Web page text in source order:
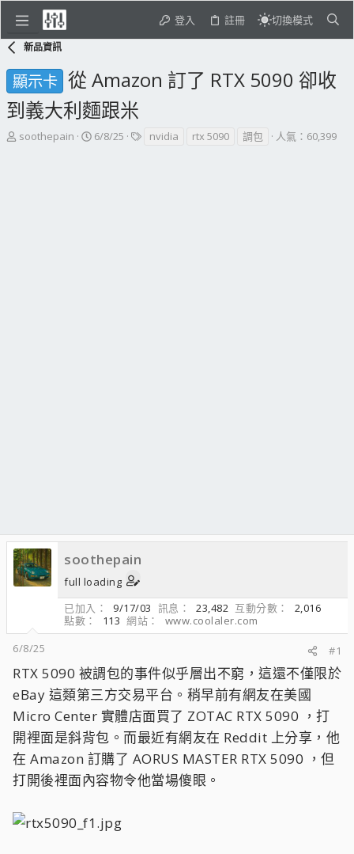
登入 註冊 切換模式
新品資訊
顯示卡 從 Amazon 訂了 RTX 5090 卻收
到義大利麵跟米
主
soothepain
開
6/8/25
標nvidia rtx 5090 調包 人氣：60,399
soothepain
full loading
已加入
9/17/03 訊息 23,482 互動分數
2,016
點數
113 網站
www.coolaler.com
6/8/25
#1
RTX 5090 被調包的事件似乎層出不窮，這還不僅限於
eBay 這類第三方交易平台。稍早前有網友在美國
Micro Center 實體店面買了 ZOTAC RTX 5090 ，打
開裡面是斜背包。而最近有網友在 Reddit 上分享，他
在 Amazon 訂購了 AORUS MASTER RTX 5090 ，但
打開後裡面內容物令他當場傻眼。